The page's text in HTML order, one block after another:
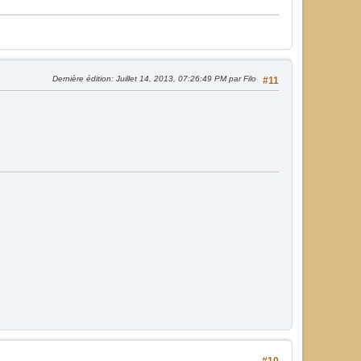
#11
Dernière édition: Juillet 14, 2013, 07:26:49 PM par Filo